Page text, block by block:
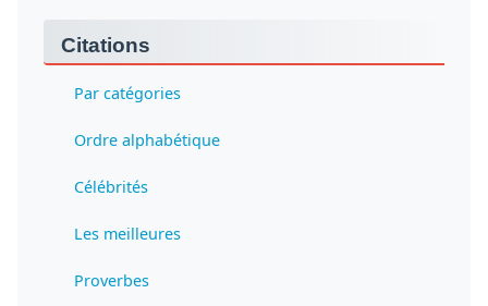
Citations
Par catégories
Ordre alphabétique
Célébrités
Les meilleures
Proverbes